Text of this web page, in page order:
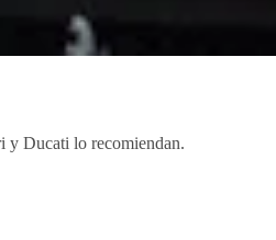
y Ducati lo recomiendan.